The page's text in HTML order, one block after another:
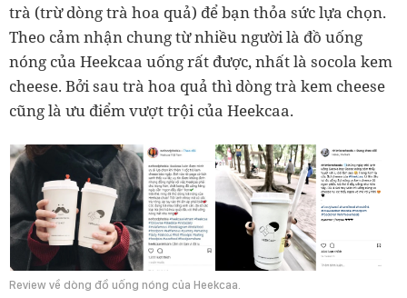
trà (trừ dòng trà hoa quả) để bạn thỏa sức lựa chọn.
Theo cảm nhận chung từ nhiều người là đồ uống
nóng của Heekcaa uống rất được, nhất là socola kem
cheese. Bởi sau trà hoa quả thì dòng trà kem cheese
cũng là ưu điểm vượt trội của Heekcaa.
Review về dòng đồ uống nóng của Heekcaa.